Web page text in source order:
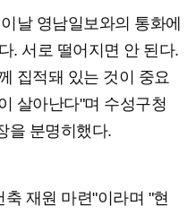
날 영남일보와의 통화에
. 서로 떨어지면 안 된다.
집적돼 있는 것이 중요
살아난다"며 수성구청
을 분명히했다.
재원 마련"이라며 "현